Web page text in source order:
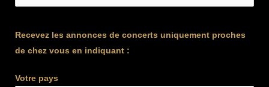
Recevez les annonces de concerts uniquement proches
de chez vous en indiquant :
Votre pays